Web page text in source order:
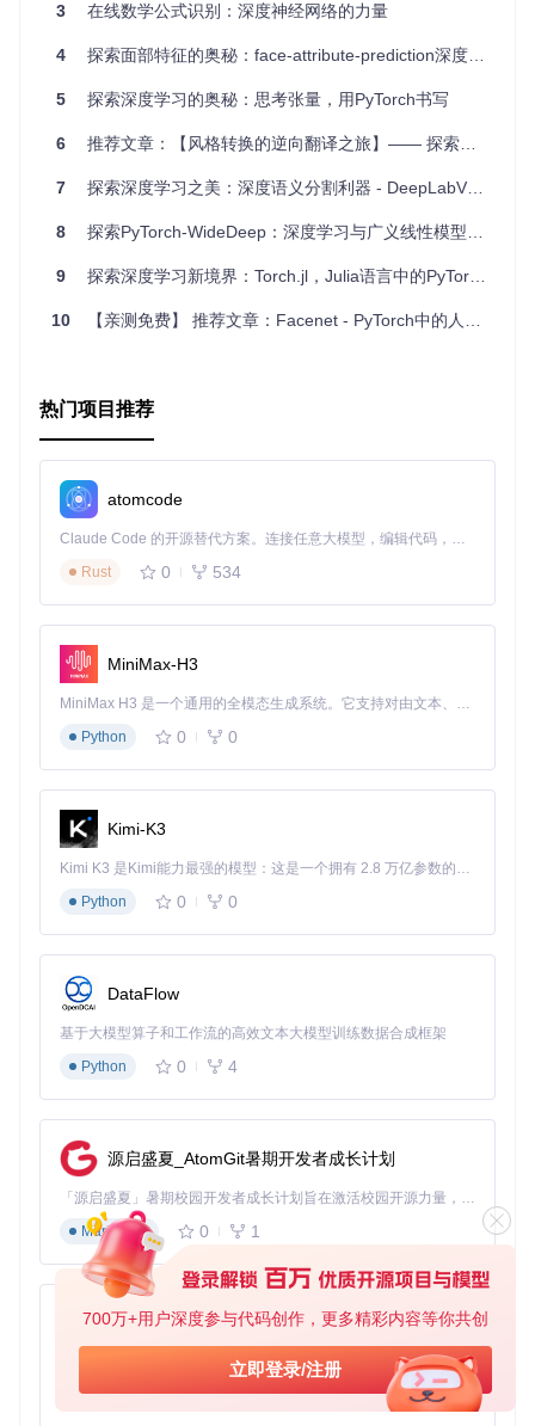
700万+用户深度参与代码创作，更多精彩内容等你共创
立即登录/注册
通过以上介绍，我们可以看出，Handwritten-Mathematica
l-Expression-Recognition (Pytorch)
不仅是一个高效
的技术解决方案，也是一个很好的学习平台，无论你是深度学
就动手试试，让我们的数学之旅变得更加轻松愉快吧！
3 在线数学公式识别：深度神经网络的力量
4 探索面部特征的奥秘：face-attribute-prediction深度学习项目推荐
5 探索深度学习的奥秘：思考张量，用PyTorch书写
6 推荐文章：【风格转换的逆向翻译之旅】—— 探索文本风格迁移的新境界
7 探索深度学习之美：深度语义分割利器 - DeepLabV3Plus-PyTorch【deeplabv3+】
8 探索PyTorch-WideDeep：深度学习与广义线性模型的完美融合
9 探索深度学习新境界：Torch.jl，Julia语言中的PyTorch之翼
10 【亲测免费】 推荐文章：Facenet - PyTorch中的人脸识别之旅
热门项目推荐
atomcode
Claude Code 的开源替代方案。连接任意大模型，编辑代码，运行命令，自动验证 — 全自动执行。用 Rust 构建，极致性能。 ｜ An open-source alternative to Claude Code. Connect any LLM, edit code, run commands, and verify changes — autonomously. Built in Rust for speed. Get Started
Rust
0 534
MiniMax-H3
MiniMax H3 是一个通用的全模态生成系统。它支持对由文本、图像、视频和音频组成的多模态上下文进行统一理解，并能生成分辨率高达 2K、时长可达 15 秒的带原生立体声音频的视频。得益于面向任务泛化的系统设计，H3 在预训练阶段就已具备广泛的多模态上下文理解与生成能力，能够出色地执行复杂的多模态指令。
Python
0 0
Kimi-K3
Kimi K3 是Kimi能力最强的模型：这是一个拥有 2.8 万亿参数的混合专家（MoE）模型，具备原生视觉理解能力，并支持 100 万 token 的上下文窗口。
Python
0 0
DataFlow
基于大模型算子和工作流的高效文本大模型训练数据合成框架
Python
0 4
源启盛夏_AtomGit暑期开发者成长计划
「源启盛夏」暑期校园开发者成长计划旨在激活校园开源力量，通过积分激励、认证扶持、资源倾斜等形式，引导高校组织和开发者完成「入驻 — 建项目 — 做贡献 — 获认证 — 得资源」的完整闭环。无论你是想带领社团入驻平台的组织者，还是希望用代码贡献证明自己的开发者，都能在这里找到属于你的成长路径。
Markdown
0 1
py-xiaozhi
基于Python的Xiaozhi AI，适用于想要完整Xiaozhi体验而无需拥有专用硬件的用户。
Python
0 1